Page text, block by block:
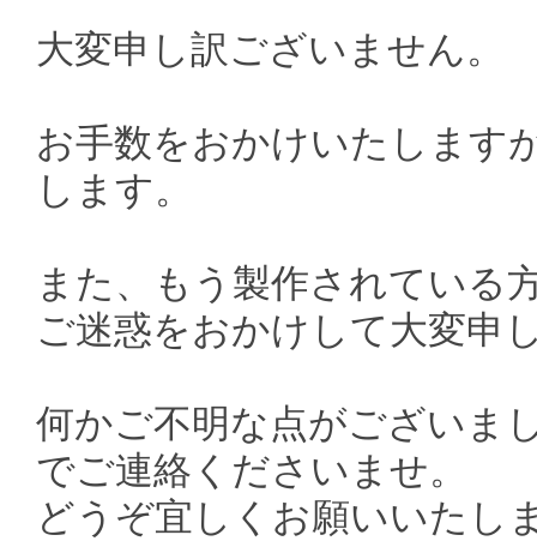
大変申し訳ございません。
お手数をおかけいたします
します。
また、もう製作されている
ご迷惑をおかけして大変申
何かご不明な点がございま
でご連絡くださいませ。
どうぞ宜しくお願いいたし